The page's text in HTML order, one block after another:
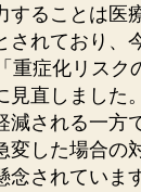
することは医
されており、
重症化リスク
⾒直しました
減される⼀⽅
変した場合の
されていま